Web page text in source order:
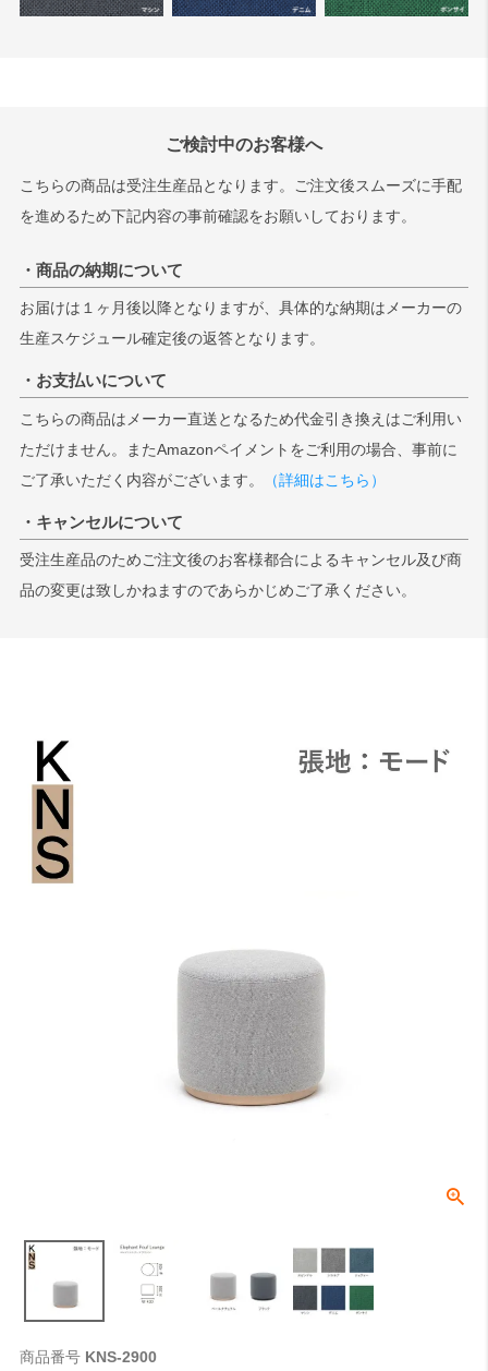
ご検討中のお客様へ
こちらの商品は受注生産品となります。ご注文後スムーズに手配
を進めるため下記内容の事前確認をお願いしております。
・商品の納期について
お届けは１ヶ月後以降となりますが、具体的な納期はメーカーの
生産スケジュール確定後の返答となります。
・お支払いについて
こちらの商品はメーカー直送となるため代金引き換えはご利用い
ただけません。またAmazonペイメントをご利用の場合、事前に
ご了承いただく内容がございます。
（詳細はこちら）
・キャンセルについて
受注生産品のためご注文後のお客様都合によるキャンセル及び商
品の変更は致しかねますのであらかじめご了承ください。
商品番号 KNS-2900